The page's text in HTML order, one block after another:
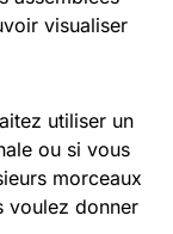
visualiser
utiliser un
ou si vous
morceaux
voulez donner